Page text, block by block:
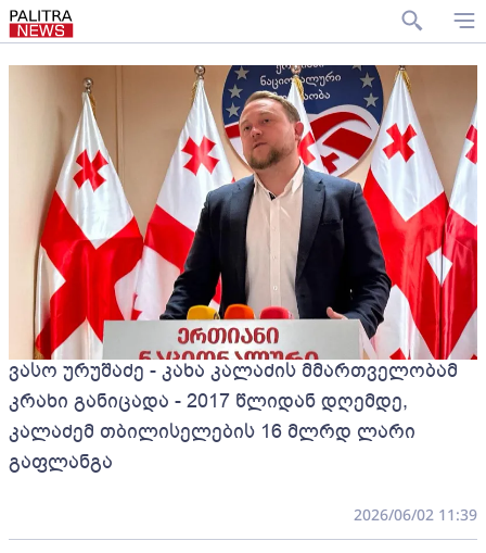
ვასო ურუშაძე - კახა კალაძის მმართველობამ
კრახი განიცადა - 2017 წლიდან დღემდე,
კალაძემ თბილისელების 16 მლრდ ლარი
გაფლანგა
2026/06/02 11:39